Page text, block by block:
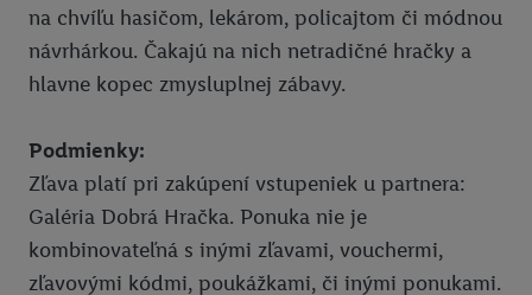
Zľava 10 % na krátkodobé cestovné poistenie
Union zľava na poistenie onkologických chorôb
Súťaže
Click & Pick
Právne informácie
na chvíľu hasičom, lekárom, policajtom či módnou
návrhárkou. Čakajú na nich netradičné hračky a
hlavne kopec zmysluplnej zábavy.
Podmienky:
Zľava platí pri zakúpení vstupeniek u partnera:
Galéria Dobrá Hračka. Ponuka nie je
kombinovateľná s inými zľavami, vouchermi,
zľavovými kódmi, poukážkami, či inými ponukami.